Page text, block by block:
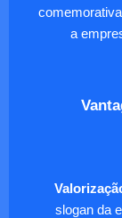
a
slogan da